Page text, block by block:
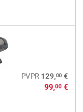
PVPR 129,00€
99,00€